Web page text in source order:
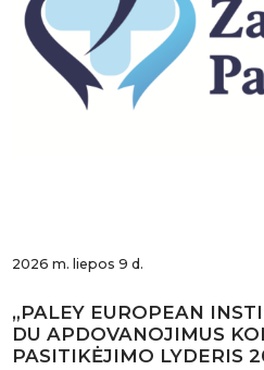
2026 m. liepos 9 d.
„PALEY EUROPEAN
DU APDOVANOJIMUS
PASITIKĖJIMO LYDERIS